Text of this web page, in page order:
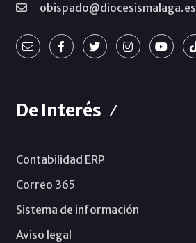
obispado@diocesismalaga.es
De Interés
Contabilidad ERP
Correo 365
Sistema de información
Aviso legal